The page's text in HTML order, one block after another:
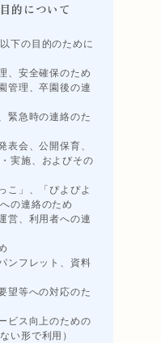
的について
下の目的のために
、安全確保のため
管理、卒園後の連
緊急時の連絡のた
表会、公開保育、
実施、およびその
こ」、「ぴよぴよ
の連絡のため
営、利用者への連
ンフレット、資料
望等への対応のた
ビス向上のための
い形で利用）